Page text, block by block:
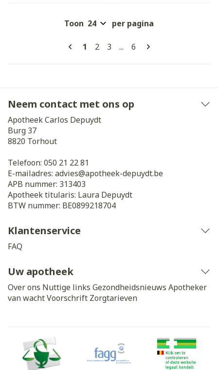
Pagina's
U lees momenteel pagina
1 Pagina
2 Pagina
3 ... Pagina
6
Toon per pagina
Neem contact met ons op
Apotheek Carlos Depuydt
Burg 37
8820 Torhout
Telefoon: 050 21 22 81
E-mailadres: advies@apotheek-depuydt.be
APB nummer: 313403
Apotheek titularis: Laura Depuydt
BTW nummer: BE0899218704
Klantenservice
FAQ
Uw apotheek
Over ons Nuttige links Gezondheidsnieuws Apotheker
van wachtVoorschrift Zorgtarieven